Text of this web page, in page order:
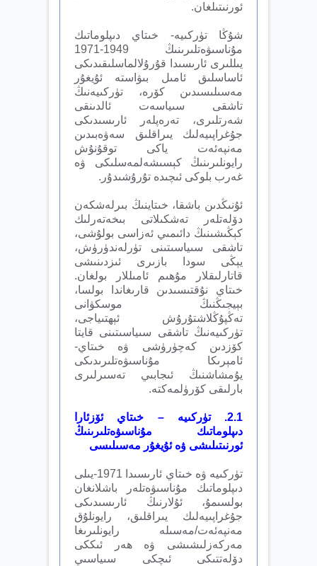
ئورنىتىلغان.
شۇڭا تۈركىيە- خىتاي دىپلوماتىك
مۇناسىۋەتلىرىنىڭ 1949-1971
يىللىرى ئارىسىدا قۇرۇلالماسلىقىدىكى
ئاساسلىق ئامىل بىۋاستە ئۇيغۇر
مەسىلىسىدىن كۆرە، تۈركىيەنىڭ
تاشقى سىياسەت ئالدىنقى
شەرتلىرى، تەرەپلەر ئارىسىدىكى
جۇغراپىيەلىك يىراقلىق سەۋەبىدىن
مەنپەئەت ياكى توقۇنۇش
رايونلىرىنىڭ كېسىشەلمەسلىكى ۋە
غەرب بلوكى ئىچىدە تۇرۇشىدۇر.
ئۇنىڭدىن باشقا، خىتاينىڭ بىرلەشكەن
دۆلەتلەر تەشكىلاتى بىخەتەرلىك
كېڭىشىنىڭ دائىمىي ئەزاسى بولۇشى،
تاشقى سىياسىتىنى تۈرلەندۈرۈش،
يېڭى سودا بازىرى ئىزدىنىشى
قاتارلىقلار مۇھىم ئامىللار بولغان.
خىتاي نۇقتىسىدىن قارىغاندا بولسا،
بېيجىڭنىڭ موسكۋانى
تەڭپۇڭلاشتۇرۇش ئېھتىياجى،
تۈركىيەنىڭ تاشقى سىياسىتىنى قايتا
كۆزدىن كەچۈرۈشى ۋە خىتاي-
ئامېرىكا مۇناسىۋەتلىرىدىكى
يۇمشاشنىڭ ئىجابىي تەسىرلىرى
بارلىقى كۆرۈلمەكتە.
2.1
.تۈركىيە –
خىتاي ئۆزئارا
دىپلوماتىك مۇناسىۋەتلىرىنىڭ
ئورنىتىلىشى ۋە ئۇيغۇر مەسىلىسى
تۈركىيە ۋە خىتاي ئارىسىدا 1971-يىلى
دىپلوماتىك مۇناسىۋەتلەر باشلانغان
بولسىمۇ، ئۇلارنىڭ ئارىسىدىكى
جۇغراپىيەلىك يىراقلىق، رايونلۇق
مەنپەئەت/مەسىلە رايونلىرىغا
مەركەزلىشىشى ۋە ھەر ئىككى
دۆلەتتىكى ئىچكى سىياسىي